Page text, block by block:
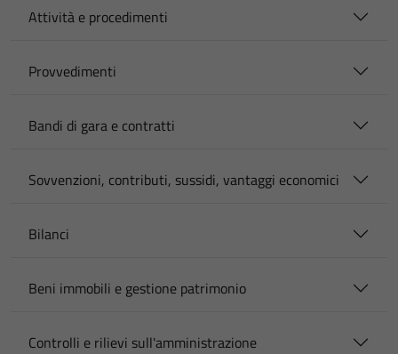
Attività e procedimenti
Provvedimenti
Bandi di gara e contratti
Sovvenzioni, contributi, sussidi, vantaggi economici
Bilanci
Beni immobili e gestione patrimonio
Controlli e rilievi sull'amministrazione